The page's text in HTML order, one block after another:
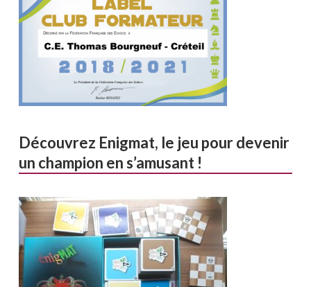
Découvrez Enigmat, le jeu pour devenir
un champion en s’amusant !